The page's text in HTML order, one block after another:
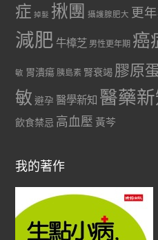
症 掉髮 揪團 攝護腺肥大 更
減肥 牛樟芝 男性更年期 癌
敏 胃潰瘍 胰島素 腎衰竭 膠原
敏 避孕 醫學新知 醫藥
飲食禁忌 高血壓 黃芩
我的著作